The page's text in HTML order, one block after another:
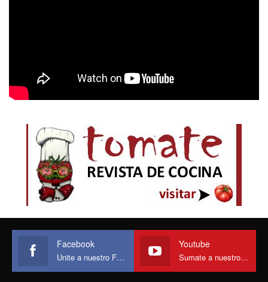
Facebook
Unite a nuestro Face
Youtube
Sumate a nuestro canal